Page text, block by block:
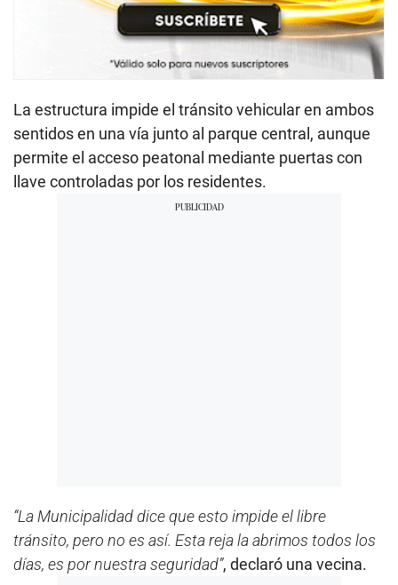
La estructura impide el tránsito vehicular en ambos
sentidos en una vía junto al parque central, aunque
permite el acceso peatonal mediante puertas con
llave controladas por los residentes.
“La Municipalidad dice que esto impide el libre
tránsito, pero no es así. Esta reja la abrimos todos los
días, es por nuestra seguridad”, declaró una vecina.